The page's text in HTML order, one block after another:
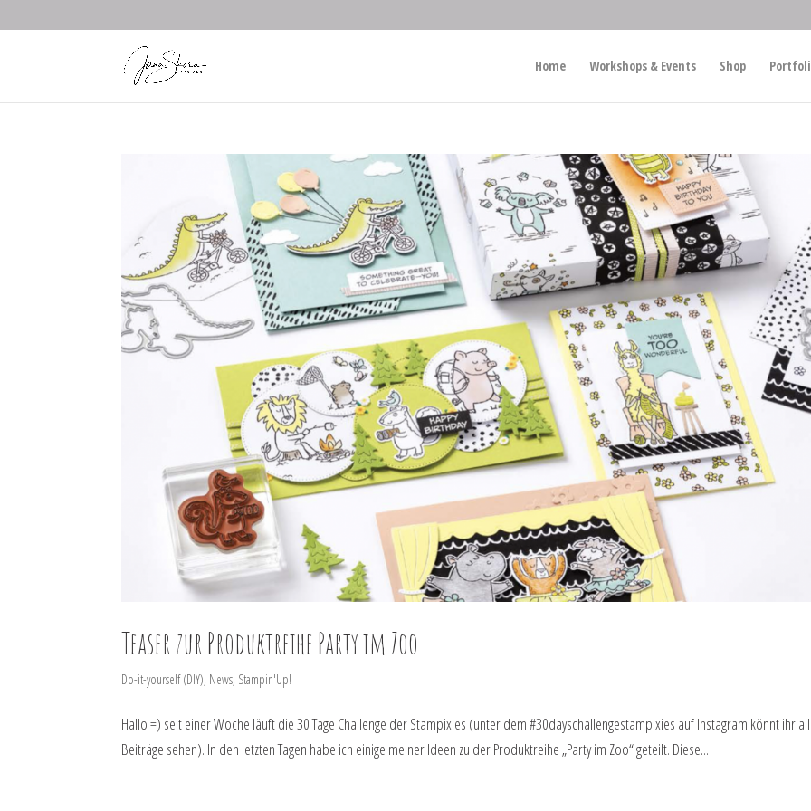
Home Workshops & Events Shop
Teaser zur Produktreihe Party im Zoo
Do-it-yourself (DIY), News, Stampin'Up!
Hallo =) seit einer Woche läuft die 30 Tage Challenge der Stampixies (unter dem #30dayschallengestampixies auf Instagram könnt ihr
Beiträge sehen). In den letzten Tagen habe ich einige meiner Ideen zu der Produktreihe „Party im Zoo“ geteilt. Diese...